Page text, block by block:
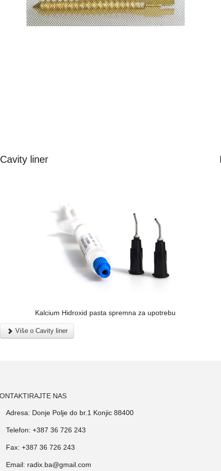
Cavity liner
Kalcium Hidroxid pasta spremna za upotrebu
Više o Cavity liner
NAS
Adresa: Donje Polje do br.1 Konjic 88400
Telefon: +387 36 726 243
Fax: +387 36 726 243
Email: radix.ba@gmail.com